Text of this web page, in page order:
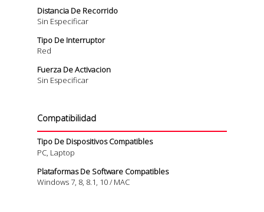
Distancia De Recorrido
Sin Especificar
Tipo De Interruptor
Red
Fuerza De Activacion
Sin Especificar
Compatibilidad
Tipo De Dispositivos Compatibles
PC, Laptop
Plataformas De Software Compatibles
Windows 7, 8, 8.1, 10 / MAC